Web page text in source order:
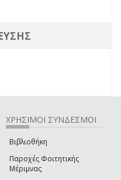
ΧΡΗΣΙΜΟΙ ΣΥΝΔΕΣΜΟΙ
Βιβλιοθήκη
Παροχές Φοιτητικής
Μέριμνας